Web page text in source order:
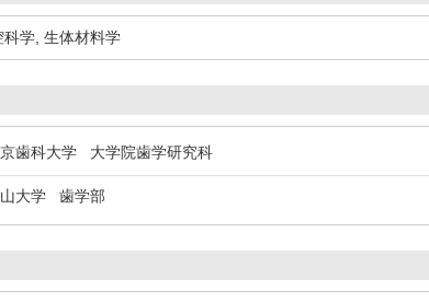
科学 生体材料学
歯科大学 大学院歯学研究科
大学 歯学部